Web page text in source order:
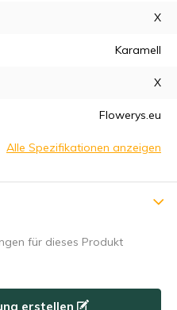
X
Karamell
X
Flowerys.eu
Alle Spezifikationen anzeigen
für dieses Produkt
erstellen